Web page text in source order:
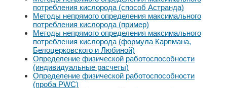
потребления кислорода (способ Астранда)
Методы непрямого определения максимального
потребления кислорода (пример)
Методы непрямого определения максимального
потребления кислорода (формула Карпмана,
Белоцерковского и Любиной)
Определение физической работоспособности
(индивидуальные расчеты)
Определение физической работоспособности
(проба PWC)